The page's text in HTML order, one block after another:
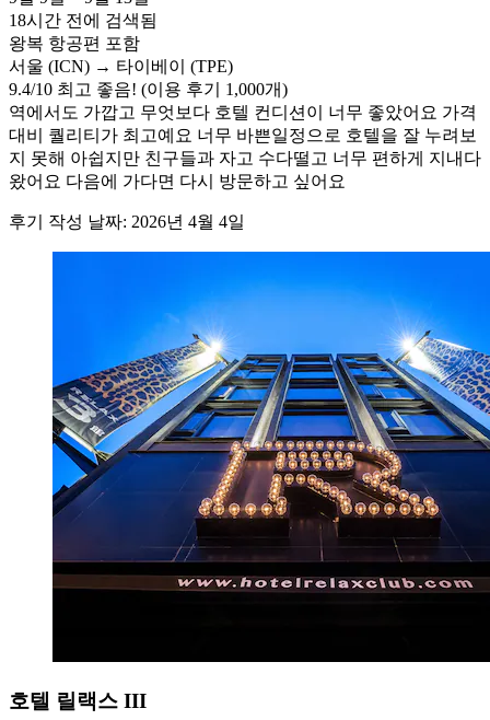
18시간 전에 검색됨
왕복 항공편 포함
서울 (ICN) → 타이베이 (TPE)
9.4/10 최고 좋음! (이용 후기 1,000개)
역에서도 가깝고 무엇보다 호텔 컨디션이 너무 좋았어요 가격
대비 퀄리티가 최고예요 너무 바쁜일정으로 호텔을 잘 누려보
지 못해 아쉽지만 친구들과 자고 수다떨고 너무 편하게 지내다
왔어요 다음에 가다면 다시 방문하고 싶어요
후기 작성 날짜: 2026년 4월 4일
호텔 릴랙스 III